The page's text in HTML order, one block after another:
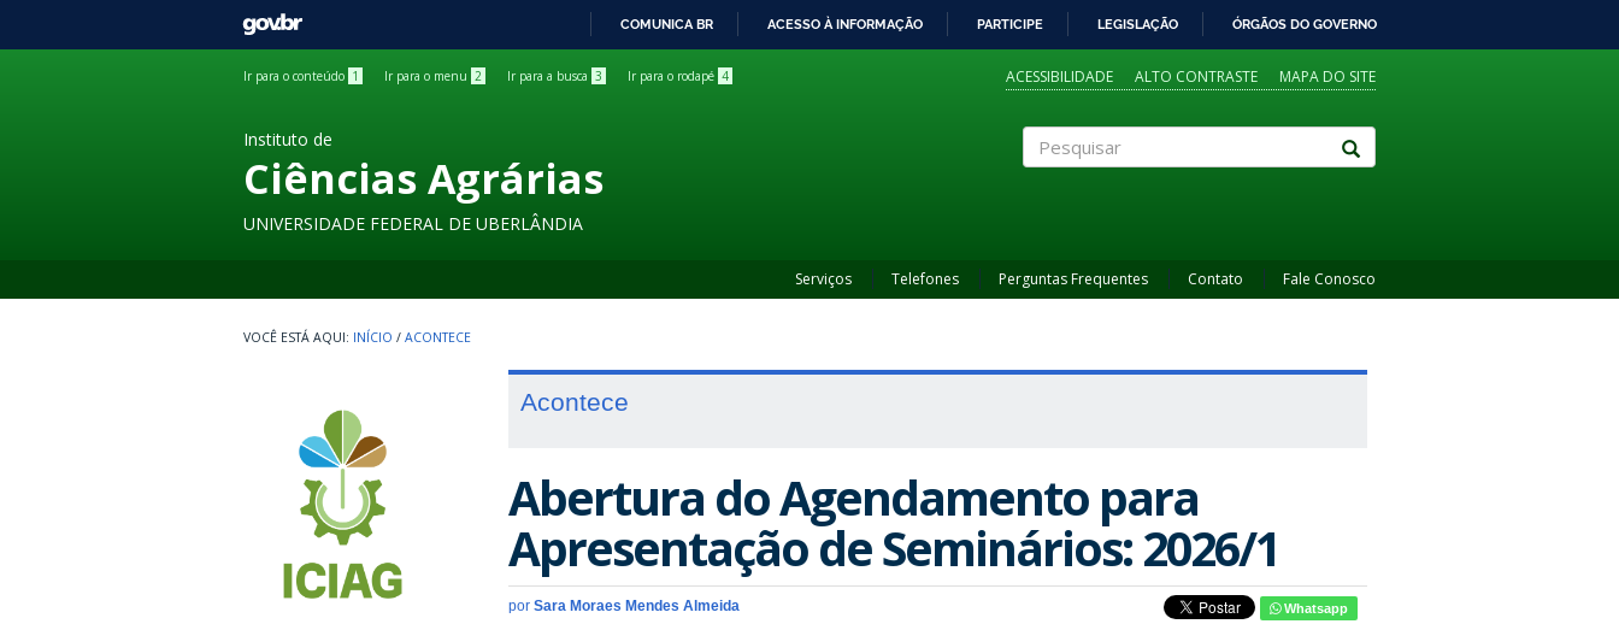
GOVBR
COMUNICA BR ACESSO À INFORMAÇÃO PARTICIPE LEGISLAÇÃO ÓRGÃOS DO GOVERNO
Ir para o conteúdo 1 Ir para o menu 2 Ir para a busca 3 Ir para o rodapé 4 ACESSIBILIDADE ALTO CONTRASTE MAPA DO SITE
Instituto de
Ciências Agrárias
UNIVERSIDADE FEDERAL DE UBERLÂNDIA
Serviços Telefones Perguntas Frequentes Contato Fale Conosco
INÍCIO / ACONTECE
Acontece
Abertura do Agendamento para
Apresentação de Seminários: 2026/1
por Sara Moraes Mendes Almeida
Whatsapp